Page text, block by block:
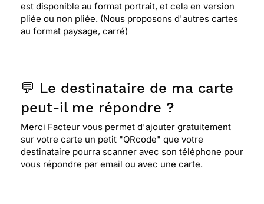
est disponible au format portrait, et cela en version
pliée ou non pliée. (Nous proposons d'autres cartes
au format paysage, carré)
💬 Le destinataire de ma carte
peut-il me répondre ?
Merci Facteur vous permet d'ajouter gratuitement
sur votre carte un petit "QRcode" que votre
destinataire pourra scanner avec son téléphone pour
vous répondre par email ou avec une carte.